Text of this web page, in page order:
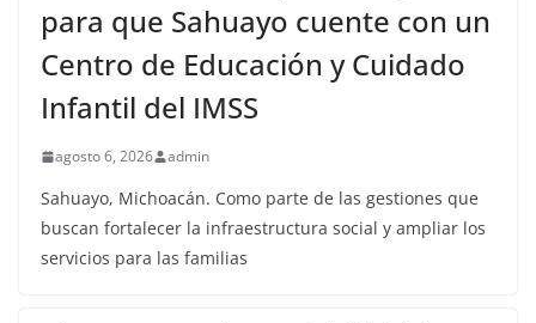
para que Sahuayo cuente con un
Centro de Educación y Cuidado
Infantil del IMSS
agosto 6, 2026 admin
Sahuayo, Michoacán. Como parte de las gestiones que
buscan fortalecer la infraestructura social y ampliar los
servicios para las familias